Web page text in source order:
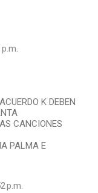
K DEBEN
CANCIONES
PALMA E
p.m.